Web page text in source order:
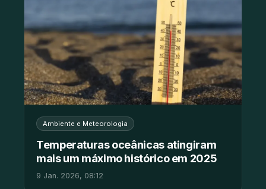
Ambiente e Meteorologia
Temperaturas oceânicas atingiram
mais um máximo histórico em 2025
9 Jan. 2026, 08:12